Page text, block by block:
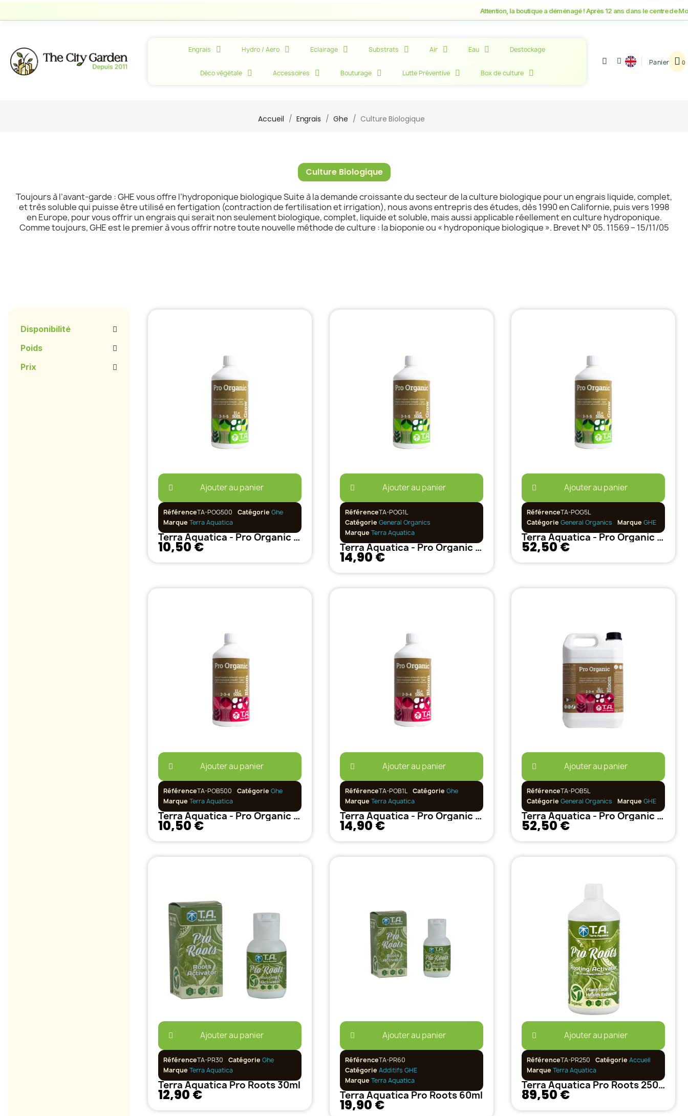
Attention, la boutique a déménagé ! Après 12 ans dans le centre de
Engrais Hydro / Aero Eclairage Substrats Air Eau Destockage
Déco végétale Accessoires Bouturage Lutte Préventive Box de culture
Panier
Accueil Engrais Ghe Culture Biologique
Culture Biologique
Toujours à l’avant-garde : GHE vous offre l’hydroponique biologique Suite à la demande croissante du secteur de la culture biologique pour un engrais liquide, complet,
et très soluble qui puisse être utilisé en fertigation (contraction de fertilisation et irrigation), nous avons entrepris des études, dès 1990 en Californie, puis vers 1998
en Europe, pour vous offrir un engrais qui serait non seulement biologique, complet, liquide et soluble, mais aussi applicable réellement en culture hydroponique.
Comme toujours, GHE est le premier à vous offrir notre toute nouvelle méthode de culture : la bioponie ou « hydroponique biologique ». Brevet N° 05. 11569 – 15/11/05
Disponibilité
Poids
Prix
Ajouter au panier
RéférenceTA-POG500 Catégorie Ghe
Marque Terra Aquatica
Terra Aquatica - Pro Organic Grow 500ml
10,50 €
Ajouter au panier
RéférenceTA-POG1L
CatégorieGeneral Organics
Marque Terra Aquatica
Terra Aquatica - Pro Organic Grow 1L
14,90 €
Ajouter au panier
RéférenceTA-POG5L
CatégorieGeneral Organics Marque GHE
Terra Aquatica - Pro Organic Grow 5L
52,50 €
Ajouter au panier
RéférenceTA-POB500 Catégorie Ghe
Marque Terra Aquatica
Terra Aquatica - Pro Organic Bloom 500ml
10,50 €
Ajouter au panier
RéférenceTA-POB1L CatégorieGhe
Marque Terra Aquatica
Terra Aquatica - Pro Organic Bloom 1L
14,90 €
Ajouter au panier
RéférenceTA-POB5L
CatégorieGeneral Organics Marque GHE
Terra Aquatica - Pro Organic Bloom 5L
52,50 €
Ajouter au panier
RéférenceTA-PR30 Catégorie Ghe
Marque Terra Aquatica
Terra Aquatica Pro Roots 30ml
12,90 €
Ajouter au panier
RéférenceTA-PR60
CatégorieAdditifs GHE
Marque Terra Aquatica
Terra Aquatica Pro Roots 60ml
19,90 €
Ajouter au panier
RéférenceTA-PR250 CatégorieAccueil
Marque Terra Aquatica
Terra Aquatica Pro Roots 250ml
89,50 €